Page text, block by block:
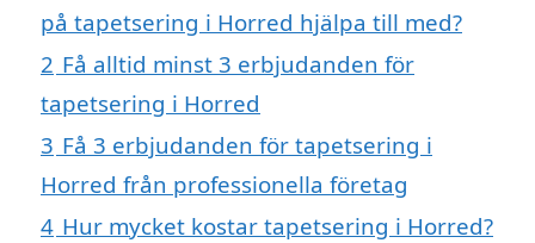
på tapetsering i Horred hjälpa till med?
2 Få alltid minst 3 erbjudanden för
tapetsering i Horred
3 Få 3 erbjudanden för tapetsering i
Horred från professionella företag
4 Hur mycket kostar tapetsering i Horred?